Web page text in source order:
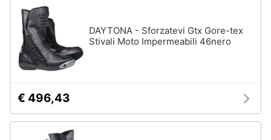
Sport
Animali
Libri,
Accessori
Sigaretta
elettronica
DAYTONA - Sforzatevi Gtx Gore-tex
Stivali Moto Impermeabili 46nero
€ 496,43